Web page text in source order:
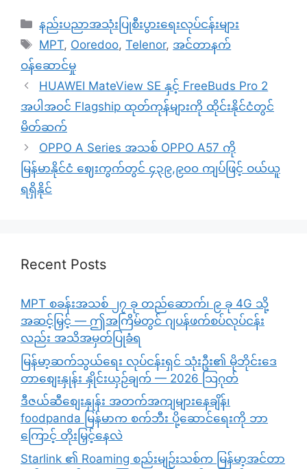
Categories
နည်းပညာအသုံးပြုစီးပွားရေးလုပ်ငန်းများ
Tags
MPT, Ooredoo,Telenor, အင်တာနက်
ဝန်ဆောင်မှု
HUAWEI MateView SE နှင့် FreeBuds Pro 2
အပါအဝင် Flagship ထုတ်ကုန်များကို ထိုင်းနိုင်ငံတွင်
မိတ်ဆက်
OPPO A Series အသစ် OPPO A57 ကို
မြန်မာနိုင်ငံ ဈေးကွက်တွင် ၄၃၉,၉၀၀ ကျပ်ဖြင့် ဝယ်ယူ
ရရှိနိုင်
Recent Posts
MPT စခန်းအသစ် ၂၇ ခု တည်ဆောက်၊ ၉ ခု 4G သို့
အဆင့်မြှင့် — ဤအကြိမ်တွင် ဂျပန်ဖက်စပ်လုပ်ငန်း
လည်း အသိအမှတ်ပြုခံရ
မြန်မာ့ဆက်သွယ်ရေး လုပ်ငန်းရှင် သုံးဦး၏ မိုဘိုင်းဒေ
တာစျေးနှုန်း နှိုင်းယှဉ်ချက် — 2026 သြဂုတ်
ဒီဇယ်ဆီစျေးနှုန်း အတက်အကျများနေချိန်၊
foodpanda မြန်မာက စက်ဘီး ပို့ဆောင်ရေးကို ဘာ
ကြောင့် တိုးမြှင့်နေလဲ
Starlink ၏ Roaming စည်းမျဉ်းသစ်က မြန်မာ့အင်တာ